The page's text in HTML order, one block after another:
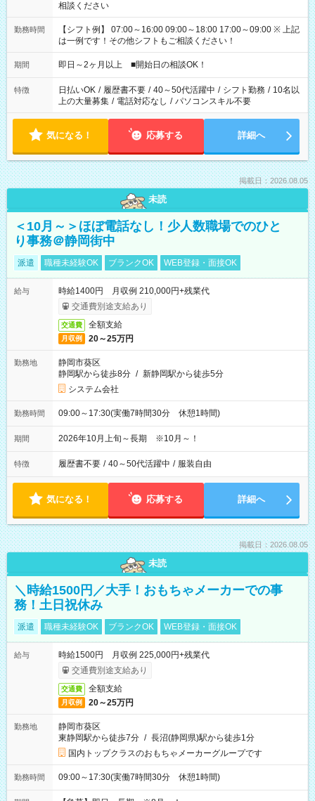
相談ください
勤務時間
【シフト例】 07:00～16:00 09:00～18:00 17:00～09:00 ※ 上記
は一例です！その他シフトもご相談ください！
期間 即日～2ヶ月以上 ■開始日の相談OK！
特徴 日払いOK / 履歴書不要 / 40～50代活躍中 / シフト勤務 / 10名以
上の大量募集 / 電話対応なし / パソコンスキル不要
気になる！ 応募する 詳細へ
掲載日：2026.08.05
未読
＜10月～＞ほぼ電話なし！少人数職場でのひと
り事務＠静岡街中
派遣 職種未経験OK ブランクOK WEB登録・面接OK
給与
時給1400円 月収例 210,000円+残業代
交通費別途支給あり
交通費 全額支給
月収例 20～25万円
勤務地
静岡市葵区
静岡駅から徒歩8分 / 新静岡駅から徒歩5分
システム会社
勤務時間 09:00～17:30(実働7時間30分 休憩1時間)
期間 2026年10月上旬～長期 ※10月～！
特徴 履歴書不要 / 40～50代活躍中 / 服装自由
気になる！ 応募する 詳細へ
掲載日：2026.08.05
未読
＼時給1500円／大手！おもちゃメーカーでの事
務！土日祝休み
派遣 職種未経験OK ブランクOK WEB登録・面接OK
給与
時給1500円 月収例 225,000円+残業代
交通費別途支給あり
交通費 全額支給
月収例 20～25万円
勤務地
静岡市葵区
東静岡駅から徒歩7分 / 長沼(静岡県)駅から徒歩1分
国内トップクラスのおもちゃメーカーグループです
勤務時間 09:00～17:30(実働7時間30分 休憩1時間)